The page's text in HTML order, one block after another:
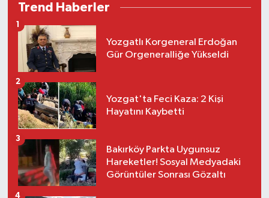
Trend Haberler
Yozgatlı Korgeneral Erdoğan
Gür Orgeneralliğe Yükseldi
1
Yozgat'ta Feci Kaza: 2 Kişi
Hayatını Kaybetti
2
Bakırköy Parkta Uygunsuz
Hareketler! Sosyal Medyadaki
Görüntüler Sonrası Gözaltı
3
4